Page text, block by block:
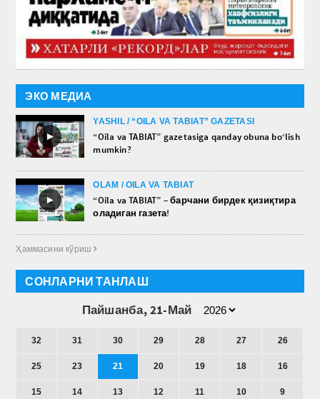
ЭКО МЕДИА
►
YASHIL / “OILA VA TABIAT” GAZETASI
“Oila va TABIAT” gazetasiga qanday obuna bo‘lish
mumkin?
►
OLAM / OILA VA TABIAT
“Oila va TABIAT” – барчани бирдек қизиқтира
оладиган газета!
Ҳаммасини кўриш 
СОНЛАРНИ ТАНЛАШ
Пайшанба, 21-Май
32 31 30 29 28 27 26
25 23 21 20 19 18 16
15 14 13 12 11 10 9